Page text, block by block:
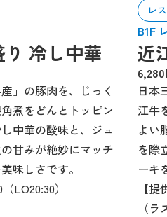
冷し中華
」の豚肉を、じっく
煮をどんとトッピン
中華の酸味と、ジュ
甘みが絶妙にマッチ
味しさです。
LO20:30）
レ
B1F
近
6,280
日本
江牛
よい
を際
ーキ
【
（